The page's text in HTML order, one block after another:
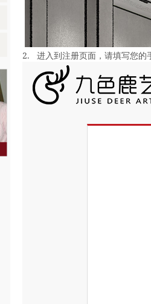
2. 进入到注册页面，请填写您的